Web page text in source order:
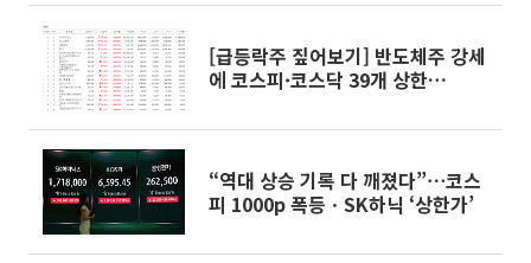
[급등락주 짚어보기] 반도체주 강세
에 코스피·코스닥 39개 상한
“역대 상승 기록 다 깨졌다”⋯코스
피 1000p 폭등ㆍSK하닉 ‘상한가’